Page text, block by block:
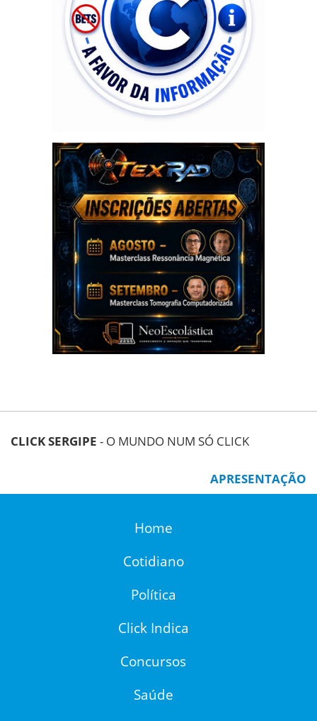
CLICK SERGIPE - O MUNDO NUM SÓ CLICK
APRESENTAÇÃO
Home
Cotidiano
Política
Click Indica
Concursos
Saúde